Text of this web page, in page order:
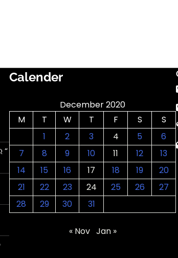
”
Calender
December 2020
M
T W T F S
S
1
2 3 4 5
6
7
8 9 10 11 12
13
14
15 16 17 18 19
20
21
22 23 24 25 26
27
28
29 30 31
« Nov Jan »